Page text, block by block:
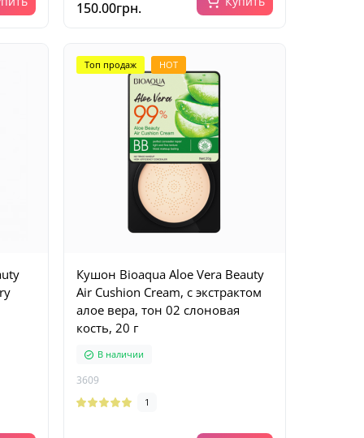
150.00грн.
Топ продаж HOT
Кушон Bioaqua Aloe Vera Beauty
Air Cushion Cream, с экстрактом
алое вера, тон 02 слоновая
кость, 20 г
В наличии
3609
1